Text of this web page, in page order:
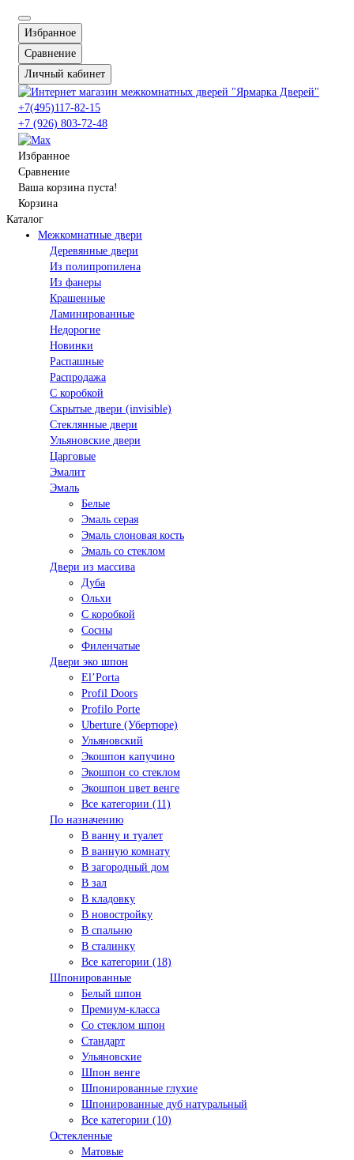
Избранное
Сравнение
Личный кабинет
+7(495)117-82-15
+7 (926) 803-72-48
Избранное
Сравнение
Ваша корзина пуста!
Корзина
Каталог
Межкомнатные двери
Деревянные двери
Из полипропилена
Из фанеры
Крашенные
Ламинированные
Недорогие
Новинки
Распашные
Распродажа
С коробкой
Скрытые двери (invisible)
Стеклянные двери
Ульяновские двери
Царговые
Эмалит
Эмаль
Белые
Эмаль серая
Эмаль слоновая кость
Эмаль со стеклом
Двери из массива
Дуба
Ольхи
С коробкой
Сосны
Филенчатые
Двери эко шпон
El’Porta
Profil Doors
Profilo Porte
Uberture (Убертюре)
Ульяновский
Экошпон капучино
Экошпон со стеклом
Экошпон цвет венге
Все категории (11)
По назначению
В ванну и туалет
В ванную комнату
В загородный дом
В зал
В кладовку
В новостройку
В спальню
В сталинку
Все категории (18)
Шпонированные
Белый шпон
Премиум-класса
Со стеклом шпон
Стандарт
Ульяновские
Шпон венге
Шпонированные глухие
Шпонированные дуб натуральный
Все категории (10)
Остекленные
Матовые